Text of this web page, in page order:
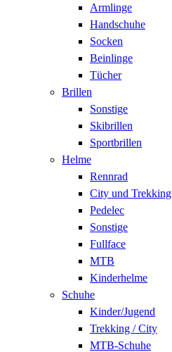
Armlinge
Handschuhe
Socken
Beinlinge
Tücher
Brillen
Sonstige
Skibrillen
Sportbrillen
Helme
Rennrad
City und Trekking
Pedelec
Sonstige
Fullface
MTB
Kinderhelme
Schuhe
Kinder/Jugend
Trekking / City
MTB-Schuhe